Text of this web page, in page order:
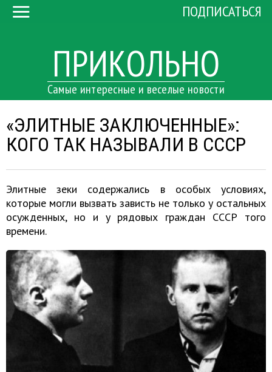
ПРИКОЛЬНО
Самые интересные и веселые новости
ПОДПИСАТЬСЯ
«ЭЛИТНЫЕ ЗАКЛЮЧЕННЫЕ»:
КОГО ТАК НАЗЫВАЛИ В СССР
Элитные зеки содержались в особых условиях,
которые могли вызвать зависть не только у остальных
осужденных, но и у рядовых граждан СССР того
времени.